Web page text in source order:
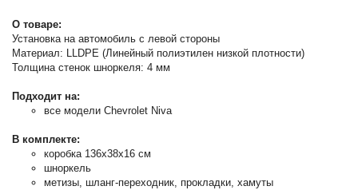
О товаре:
Установка на автомобиль с левой стороны
Материал: LLDPE (Линейный полиэтилен низкой плотности)
Толщина стенок шноркеля: 4 мм
Подходит на:
все модели Chevrolet Niva
В комплекте:
коробка 136х38x16 см
шноркель
метизы, шланг-переходник, прокладки, хамуты